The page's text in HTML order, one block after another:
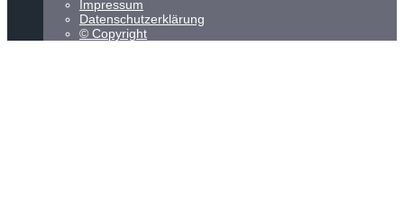
Impressum
Datenschutzerklärung
© Copyright